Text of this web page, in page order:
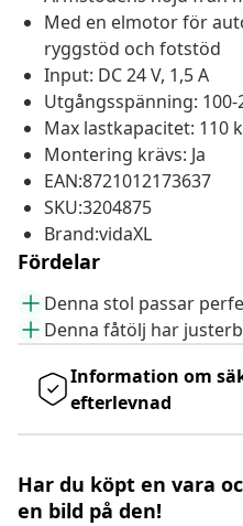
Med en elmotor för
ryggstöd och fotstöd
Input: DC 24 V, 1,5 A
Utgångsspänning: 100-
Max lastkapacitet: 110
Montering krävs: Ja
EAN:8721012173637
SKU:3204875
Brand:vidaXL
Fördelar
Denna stol passar
Denna fåtölj har
Information om
efterlevnad
Har du köpt en vara
en bild på den!